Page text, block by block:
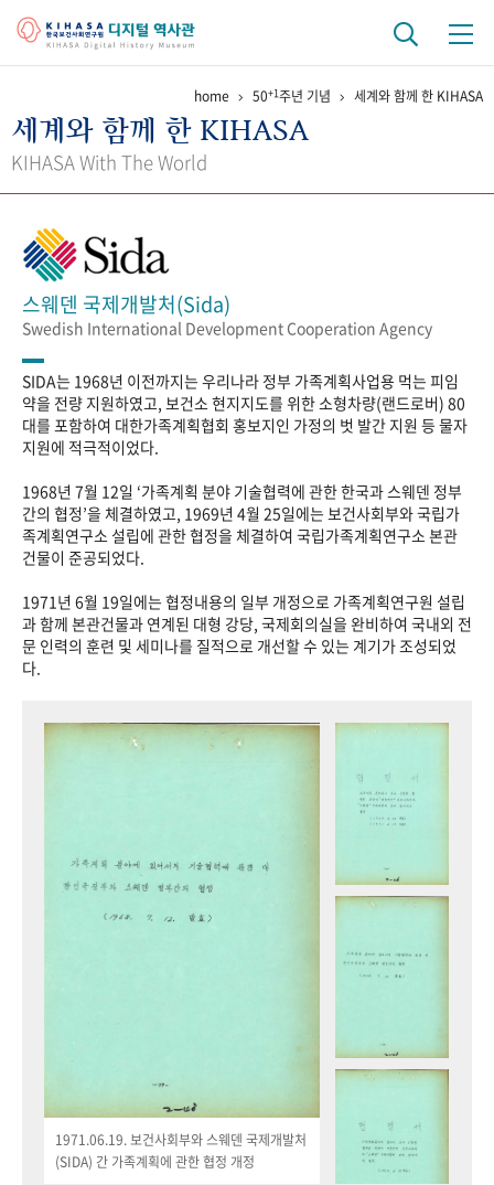
걸어온 길 기관 변천사 역대 기관장
정책과 연구 키워드로 보는 연구 역사
간행물 변천사
기록물 아카이브
사진 아카이브 문서 기록물 행정박물 영상 기록물
성과 50선 숫자로 보는 50년 50+1주년 광장
세계와 함께 한 KIHASA
VR 역사관
home 50+1주년 기념 세계와 함께 한 KIHASA
세계와 함께 한 KIHASA
KIHASA With The World
스웨덴 국제개발처(Sida)
Swedish International Development Cooperation Agency
SIDA는 1968년 이전까지는 우리나라 정부 가족계획사업용 먹는 피임
약을 전량 지원하였고, 보건소 현지지도를 위한 소형차량(랜드로버) 80
대를 포함하여 대한가족계획협회 홍보지인 가정의 벗 발간 지원 등 물자
지원에 적극적이었다.
1968년 7월 12일 ‘가족계획 분야 기술협력에 관한 한국과 스웨덴 정부
간의 협정’을 체결하였고, 1969년 4월 25일에는 보건사회부와 국립가
족계획연구소 설립에 관한 협정을 체결하여 국립가족계획연구소 본관
건물이 준공되었다.
1971년 6월 19일에는 협정내용의 일부 개정으로 가족계획연구원 설립
과 함께 본관건물과 연계된 대형 강당, 국제회의실을 완비하여 국내외 전
문 인력의 훈련 및 세미나를 질적으로 개선할 수 있는 계기가 조성되었
다.
1971.06.19. 보건사회부와 스웨덴 국제개발처
(SIDA) 간 가족계획에 관한 협정 개정